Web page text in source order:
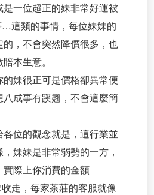
一位超正的妹非常好運被
這類的事情，每位妹妹的
，不會突然降價很多，也
本生意。
妹很正可是價格卻異常便
成事有蹊翹，不會這麼簡
位的觀念就是，這行業並
妹妹是非常弱勢的一方，
際上你消費的金額
走，每家茶莊的客服就像